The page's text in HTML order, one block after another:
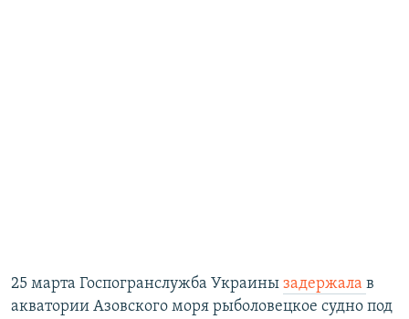
25 марта Госпогранслужба Украины задержала в
акватории Азовского моря рыболовецкое судно под